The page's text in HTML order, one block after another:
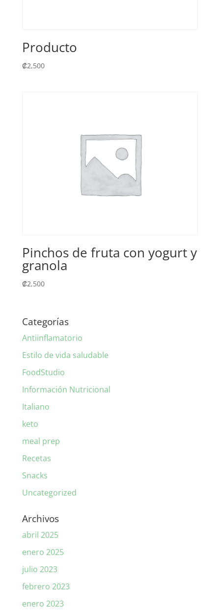
Producto
₡2,500
Pinchos de fruta con yogurt y
granola
₡2,500
Categorías
Antiinflamatorio
Estilo de vida saludable
FoodStudio
Información Nutricional
Italiano
keto
meal prep
Recetas
Snacks
Uncategorized
Archivos
abril 2025
enero 2025
julio 2023
febrero 2023
enero 2023